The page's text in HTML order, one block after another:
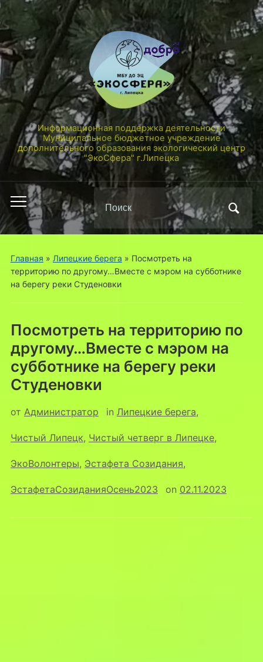
Информационная поддержка деятельности
Муниципальное бюджетное учреждение
дополнительного образования экологический центр
"ЭкоСфера" г.Липецка
Переключить
мобильное
меню
Поиск
по:
Главная » Липецкие берега » Посмотреть на
территорию по другому…Вместе с мэром на субботнике
на берегу реки Студеновки
Посмотреть на территорию по
другому…Вместе с мэром на
субботнике на берегу реки
Студеновки
от Администратор in Липецкие берега,
Чистый Липецк, Чистый четверг в Липецке,
ЭкоВолонтеры, Эстафета Созидания,
ЭстафетаСозиданияОсень2023 on 02.11.2023